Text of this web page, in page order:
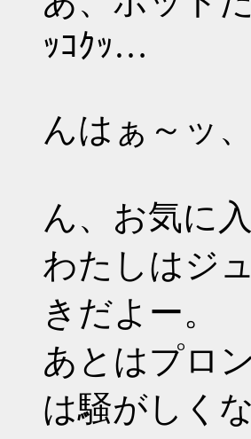
ｯｺｸｯ…
んはぁ～ッ
ん、お気に
わたしはジ
きだよー。
あとはプロ
は騒がしく